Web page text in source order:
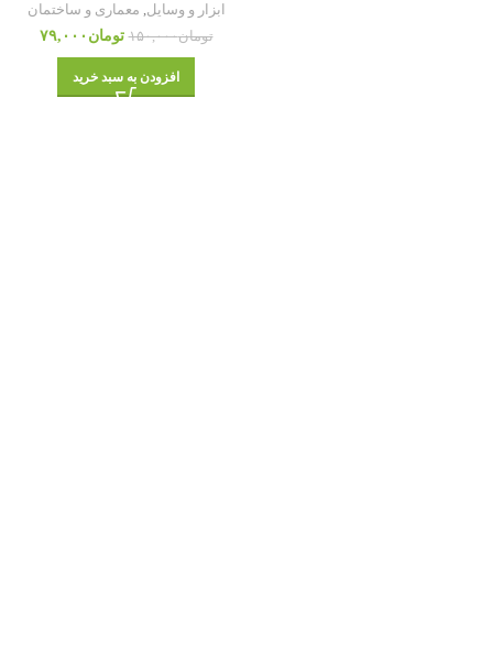
ابزار و وسایل, معماری و ساختمان
تومان۱۵۰,۰۰۰ تومان ۷۹,۰۰۰
افزودن به سبد خرید